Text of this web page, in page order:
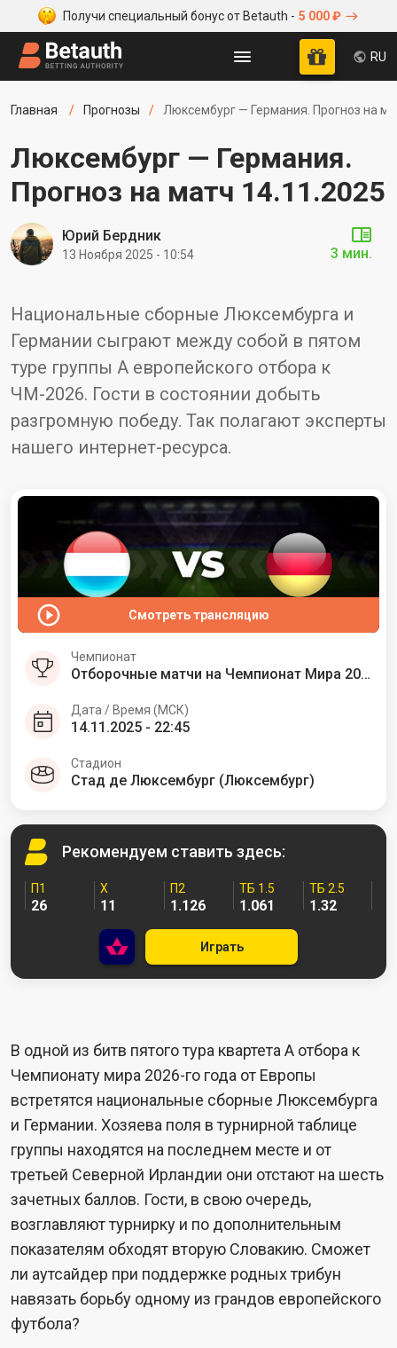
Получи специальный бонус от Betauth - 5 000 ₽
RU
Главная Прогнозы Люксембург — Германия. Прогноз на
Люксембург — Германия.
Прогноз на матч 14.11.2025
Национальные сборные Люксембурга и
Германии сыграют между собой в пятом
туре группы А европейского отбора к
ЧМ-2026. Гости в состоянии добыть
разгромную победу. Так полагают эксперты
нашего интернет-ресурса.
Юрий Бердник
13 Ноября 2025 - 10:54 3 мин.
Смотреть трансляцию
Чемпионат
Отборочные матчи на Чемпионат Мира 2026. Европа
Дата / Время (МСК)
14.11.2025 - 22:45
Стадион
Стад де Люксембург (Люксембург)
Рекомендуем ставить здесь:
П1
26
X
11
П2
1.126
ТБ 1.5
1.061
ТБ 2.5
1.32
Играть
В одной из битв пятого тура квартета А отбора к
Чемпионату мира 2026-го года от Европы
встретятся национальные сборные Люксембурга
и Германии. Хозяева поля в турнирной таблице
группы находятся на последнем месте и от
третьей Северной Ирландии они отстают на шесть
зачетных баллов. Гости, в свою очередь,
возглавляют турнирку и по дополнительным
показателям обходят вторую Словакию. Сможет
ли аутсайдер при поддержке родных трибун
навязать борьбу одному из грандов европейского
футбола?